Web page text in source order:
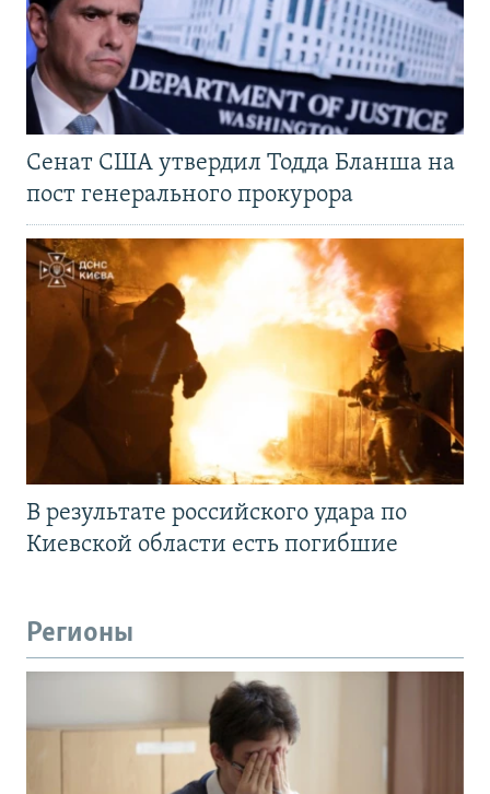
Сенат США утвердил Тодда Бланша на
пост генерального прокурора
В результате российского удара по
Киевской области есть погибшие
Регионы